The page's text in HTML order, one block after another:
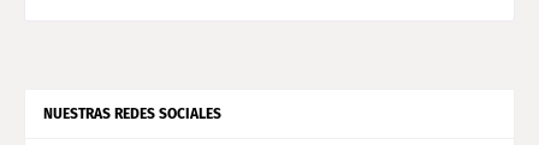
NUESTRAS REDES SOCIALES